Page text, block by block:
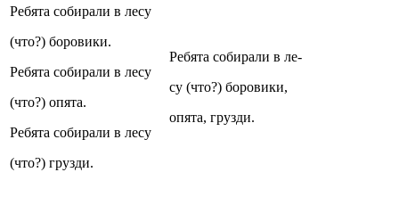
Ребята собирали в лесу
(что?) боровики.
Ребята собирали в лесу
(что?) опята.
Ребята собирали в лесу
(что?) грузди.
Ребята собирали в ле-
су (что?) боровики,
опята, грузди.